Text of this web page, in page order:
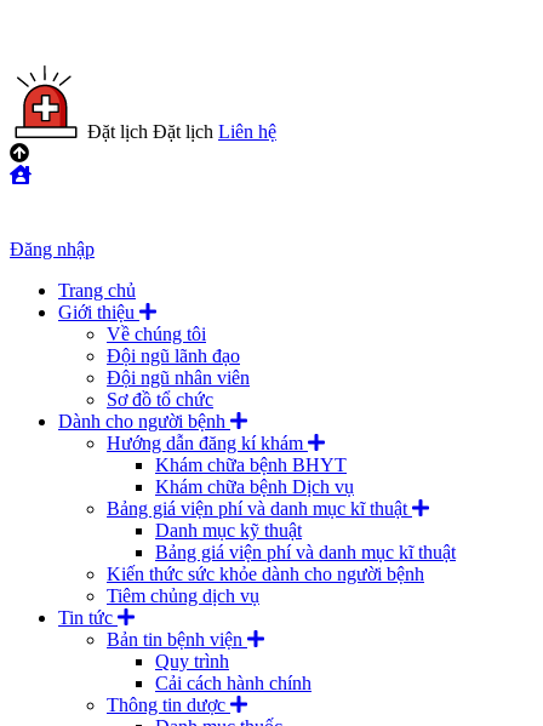
Đặt lịch Đặt lịch Liên hệ
Đăng nhập
Trang chủ
Giới thiệu
Về chúng tôi
Đội ngũ lãnh đạo
Đội ngũ nhân viên
Sơ đồ tổ chức
Dành cho người bệnh
Hướng dẫn đăng kí khám
Khám chữa bệnh BHYT
Khám chữa bệnh Dịch vụ
Bảng giá viện phí và danh mục kĩ thuật
Danh mục kỹ thuật
Bảng giá viện phí và danh mục kĩ thuật
Kiến thức sức khỏe dành cho người bệnh
Tiêm chủng dịch vụ
Tin tức
Bản tin bệnh viện
Quy trình
Cải cách hành chính
Thông tin dược